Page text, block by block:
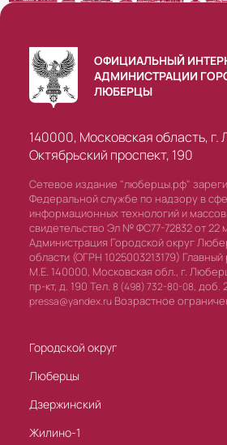
ОФИЦИАЛЬНЫЙ
АДМИНИСТРАЦИИ
ЛЮБЕРЦЫ
140000, Московская область,
Октябрьский проспект, 190
Сетевое издание "люберцы.рф"
Федеральной службе по надзору в
информационных технологий и
свидетельство Эл № ФС77-72832 от 22
Администрация Городской округ
области (ОГРН 1025003213179)
М.Е. 140000, Московская обл., г.
пр-кт, д. 190 Тел. 8 (498) 732-80-08, доб.
pressa@yandex.ru Возрастное
Городской округ
Люберцы
Дзержинский
Жилино-1